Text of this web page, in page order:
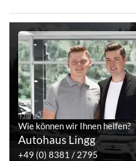
Wie können wir Ihnen helfen?
Autohaus Lingg
+49 (0) 8381 / 2795